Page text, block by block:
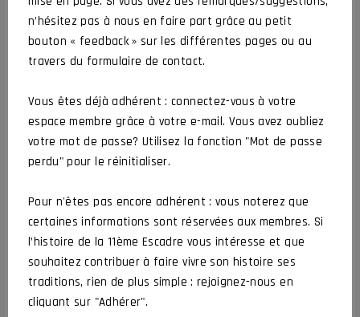
Produits similaires
n’hésitez pas à nous en faire part grâce au petit
bouton « feedback » sur les différentes pages ou au
travers du formulaire de contact.
Vous êtes déjà adhérent : connectez-vous à votre
espace membre grâce à votre e-mail. Vous avez oubliez
votre mot de passe? Utilisez la fonction "Mot de passe
perdu" pour le réinitialiser.
Pour n'êtes pas encore adhérent : vous noterez que
certaines informations sont réservées aux membres. Si
l’histoire de la 11ème Escadre vous intéresse et que
souhaitez contribuer à faire vivre son histoire ses
traditions, rien de plus simple : rejoignez-nous en
cliquant sur "Adhérer".